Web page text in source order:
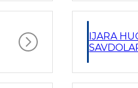
IJARA